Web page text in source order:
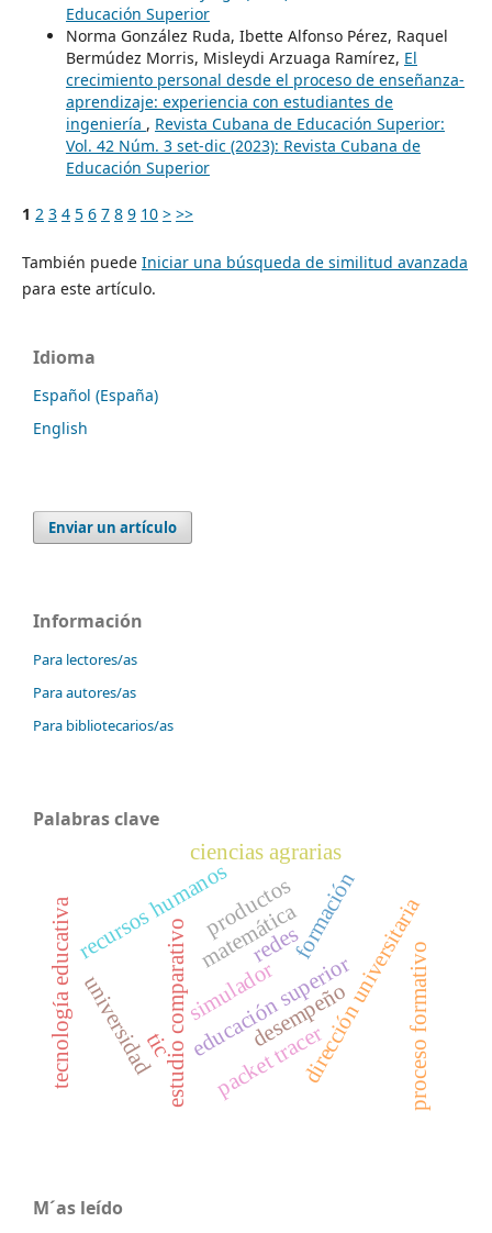
Educación Superior
Norma González Ruda, Ibette Alfonso Pérez, Raquel
Bermúdez Morris, Misleydi Arzuaga Ramírez, El
crecimiento personal desde el proceso de enseñanza-
aprendizaje: experiencia con estudiantes de
ingeniería , Revista Cubana de Educación Superior:
Vol. 42 Núm. 3 set-dic (2023): Revista Cubana de
Educación Superior
1 2 3 4 5 6 7 8 9 10 > >>
También puede Iniciar una búsqueda de similitud avanzada
para este artículo.
Idioma
Español (España)
English
Enviar un artículo
Información
Para lectores/as
Para autores/as
Para bibliotecarios/as
Palabras clave
desempeño
educación superior
formación
dirección universitaria
estudio comparativo
recursos humanos
simulador
packet tracer
redes
tic
ciencias agrarias
proceso formativo
matemática
universidad
productos
tecnología educativa
M´as leído